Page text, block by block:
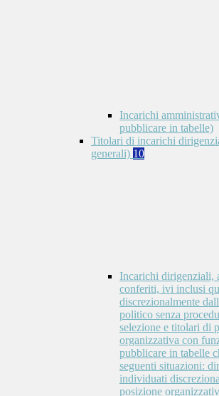
Incarichi
pubblicare in tabelle)
Titolari di incarichi
generali) 10
Incarichi dirigenziali,
conferiti, ivi inclusi
discrezionalmente
politico senza
selezione e titolari di
organizzativa con
pubblicare in tabelle
seguenti situazioni:
individuati
posizione